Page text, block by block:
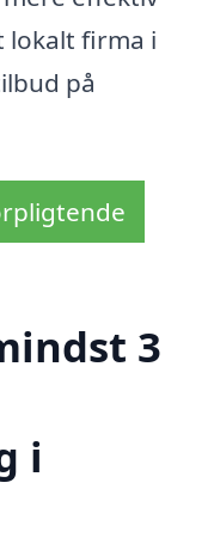
lokalt firma i
på
3
i